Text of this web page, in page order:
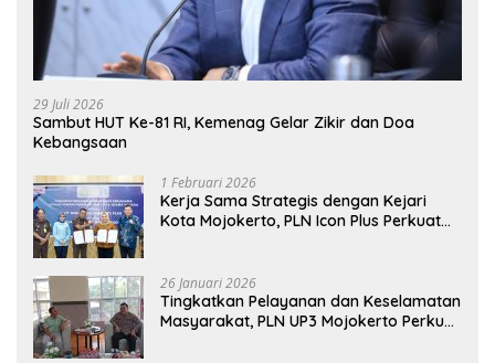
29 Juli 2026
Sambut HUT Ke-81 RI, Kemenag Gelar Zikir dan Doa
Kebangsaan
1 Februari 2026
Kerja Sama Strategis dengan Kejari
Kota Mojokerto, PLN Icon Plus Perkuat
26 Januari 2026
Tingkatkan Pelayanan dan Keselamatan
Masyarakat, PLN UP3 Mojokerto Perkuat